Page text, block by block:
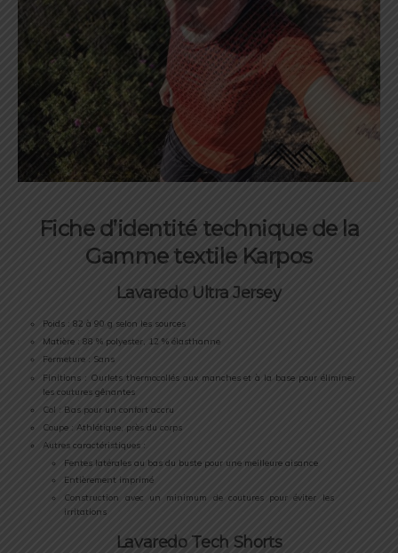
Fiche d’identité technique de la
Gamme textile Karpos
Lavaredo Ultra Jersey
Poids : 82 à 90 g selon les sources
Matière : 88 % polyester, 12 % élasthanne
Fermeture : Sans
Finitions : Ourlets thermocollés aux manches et à la base pour éliminer
les coutures gênantes
Col : Bas pour un confort accru
Coupe : Athlétique, près du corps
Autres caractéristiques :
Fentes latérales au bas du buste pour une meilleure aisance
Entièrement imprimé
Construction avec un minimum de coutures pour éviter les
irritations
Lavaredo Tech Shorts